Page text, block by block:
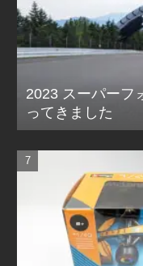
2023 スーパーフ
ってきました